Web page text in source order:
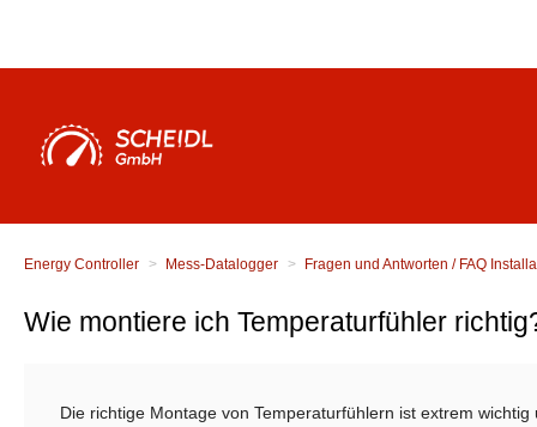
Energy Controller Mess-Datalogger Fragen und Antworten / FAQ
Wie montiere ich Temperaturfühler
Die richtige Montage von Temperaturfühlern ist extrem wichtig